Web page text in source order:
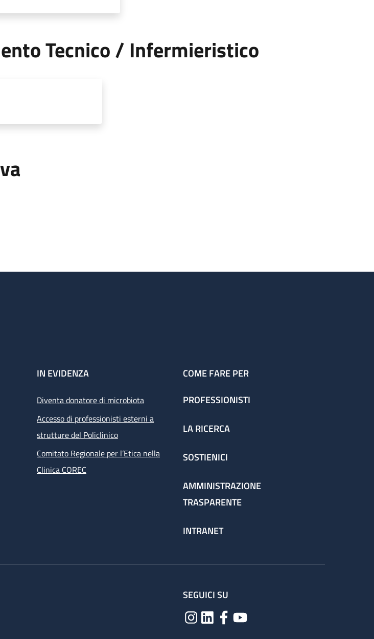
Tecnico / Infermieristico
IN EVIDENZA
Diventa donatore di microbiota
Accesso di professionisti esterni a
strutture del Policlinico
Comitato Regionale per l’Etica nella
Clinica COREC
COME FARE PER
PROFESSIONISTI
LA RICERCA
SOSTIENICI
AMMINISTRAZIONE
TRASPARENTE
INTRANET
SEGUICI SU